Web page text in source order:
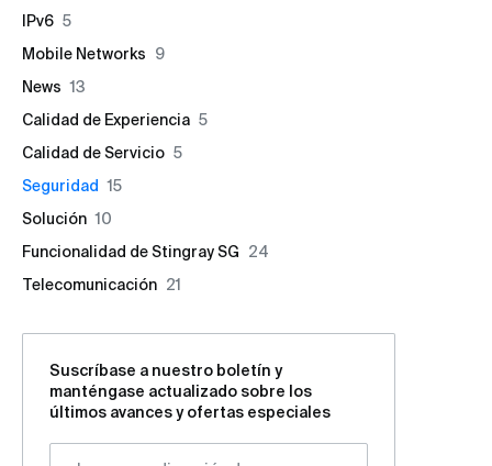
IPv6 5
Mobile Networks
9
News 13
Calidad de Experiencia 5
Calidad de Servicio 5
Seguridad
15
Solución 10
Funcionalidad de Stingray SG
24
Telecomunicación 21
Suscríbase a nuestro boletín y
manténgase actualizado sobre los
últimos avances y ofertas especiales